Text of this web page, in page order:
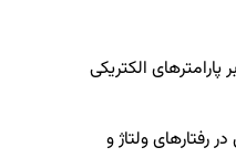
الکتریکی
رفتارهای ولتاژ و